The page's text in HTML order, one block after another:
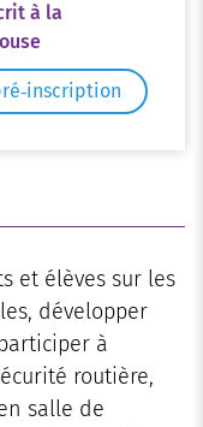
et élèves sur les
développer
à
routière,
salle de
à la